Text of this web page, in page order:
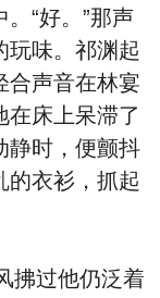
“好。”那声
玩味。祁渊起
合声音在林宴
在床上呆滞了
静时，便颤抖
的衣衫，抓起
拂过他仍泛着